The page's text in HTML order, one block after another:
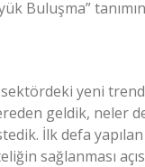
Buluşma”
sektördeki yeni
geldik, neler
İlk defa
sağlanması